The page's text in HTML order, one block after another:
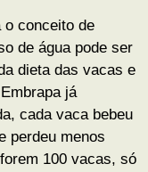
conceito de
de água pode ser
dieta das vacas e
já
cada vaca bebeu
perdeu menos
100 vacas, só